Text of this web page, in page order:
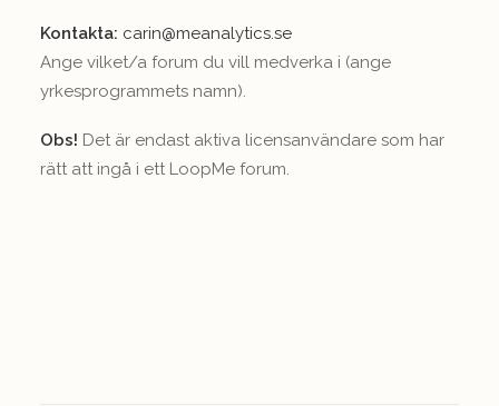
Kontakta: carin@meanalytics.se
Ange vilket/a forum du vill medverka i (ange
yrkesprogrammets namn).
Obs! Det är endast aktiva licensanvändare som har
rätt att ingå i ett LoopMe forum.